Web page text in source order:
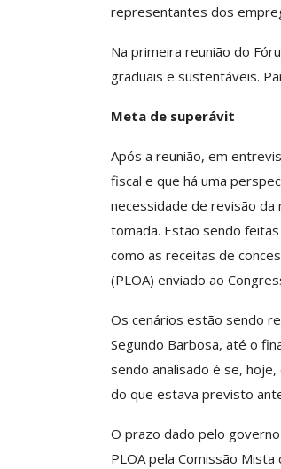
representantes dos
Na primeira reunião do
graduais e sustentáveis.
Meta de superávit
Após a reunião, em
fiscal e que há uma
necessidade de revisão da
tomada. Estão sendo
como as receitas de
(PLOA) enviado ao
Os cenários estão sendo
Segundo Barbosa, até o
sendo analisado é se,
do que estava previsto
O prazo dado pelo
PLOA pela Comissão